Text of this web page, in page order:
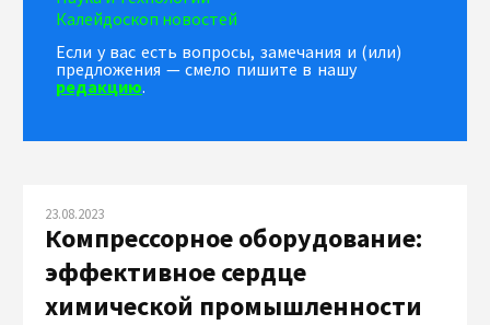
Калейдоскоп новостей
Если у вас есть вопросы, замечания и (или)
предложения — смело пишите в нашу
редакцию.
23.08.2023
Компрессорное оборудование:
эффективное сердце
химической промышленности